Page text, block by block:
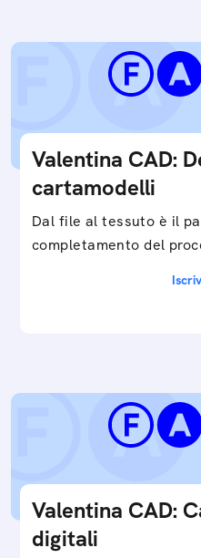
Valentina CAD:
cartamodelli
Dal file al tessuto è il
completamento del
Valentina CAD:
digitali